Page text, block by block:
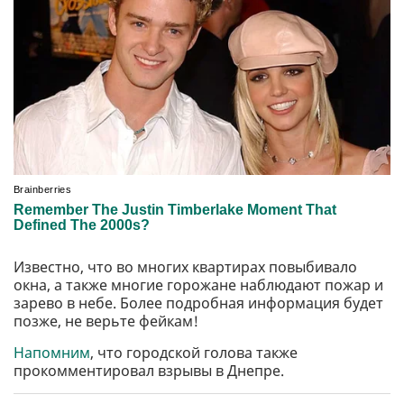
Известно, что во многих квартирах повыбивало
окна, а также многие горожане наблюдают пожар и
зарево в небе. Более подробная информация будет
позже, не верьте фейкам!
Напомним, что городской голова также
прокомментировал взрывы в Днепре.